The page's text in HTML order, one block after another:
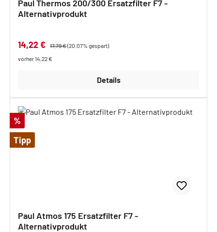
Paul Thermos 200/300 Ersatzfilter F7 -
Alternativprodukt
Verkaufspreis:
14,22 € Regulärer Preis:
17,79 €(20.07% gespart)
vorher 14,22 €
Details
Rabatt
%
Tipp
Paul Atmos 175 Ersatzfilter F7 -
Alternativprodukt